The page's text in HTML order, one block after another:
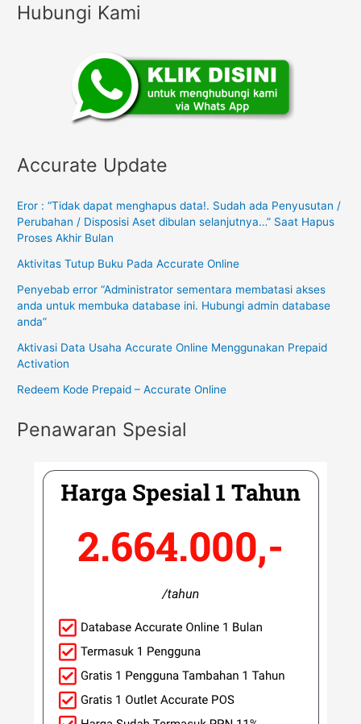
Hubungi Kami
Accurate Update
Eror : “Tidak dapat menghapus data!. Sudah ada Penyusutan /
Perubahan / Disposisi Aset dibulan selanjutnya…” Saat Hapus
Proses Akhir Bulan
Aktivitas Tutup Buku Pada Accurate Online
Penyebab error “Administrator sementara membatasi akses
anda untuk membuka database ini. Hubungi admin database
anda”
Aktivasi Data Usaha Accurate Online Menggunakan Prepaid
Activation
Redeem Kode Prepaid – Accurate Online
Penawaran Spesial